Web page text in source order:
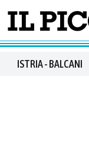
ISTRIA - BALCANI